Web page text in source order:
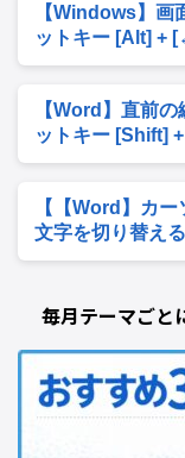
【Windows】画
ットキー [Alt] +
【Word】直前
ットキー [Shift]
【【Word】カ
文字を切り替え
毎月テーマごと